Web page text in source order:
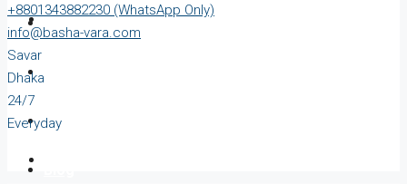
About
Start Earning
+8801343882230 (WhatsApp Only)
info@basha-vara.com
Savar
Dhaka
24/7
Everyday